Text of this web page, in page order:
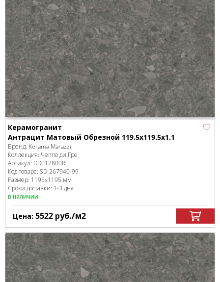
Керамогранит
Антрацит Матовый Обрезной 119.5x119.5x1.1
Бренд: Kerama Marazzi
Коллекция: Чеппо ди Гре
Артикул: DD012800R
Код товара: SD-267940-99
Размер: 1195x1195 мм
Сроки доставки: 1-3 дня
в наличии
Цена: 5522 руб./м2